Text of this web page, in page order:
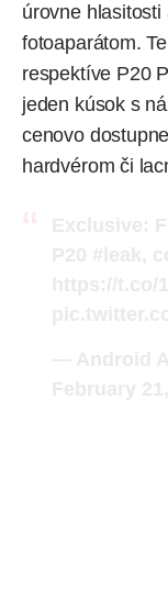
úrovne
fotoaparátom.
respektíve P20
jeden kúsok s
cenovo
hardvérom či